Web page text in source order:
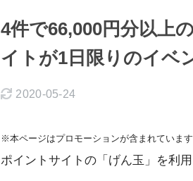
4件で66,000円分以上
イトが1日限りのイベ
2020-05-24
※本ページはプロモーションが含まれています
ポイントサイトの「げん玉」を利用